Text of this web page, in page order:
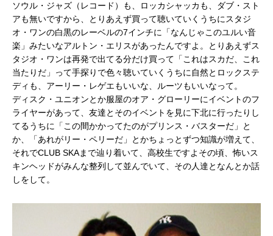
ソウル・ジャズ（レコード）も、ロッカシャッカも、ダブ・スト
アも無いですから、とりあえず買って聴いていくうちにスタジ
オ・ワンの白黒のレーベルの7インチに「なんじゃこのユルい音
楽」みたいなアルトン・エリスがあったんですよ。とりあえずス
タジオ・ワンは再発で出てる分だけ買って「これはスカだ、これ
当たりだ」って手探りで色々聴いていくうちに自然とロックステ
ディも、アーリー・レゲエもいいな、ルーツもいいなって。
ディスク・ユニオンとか服屋のオア・グローリーにイベントのフ
ライヤーがあって、友達とそのイベントを見に下北に行ったりし
てるうちに「この間かかってたのがプリンス・バスターだ」と
か、「あれがリー・ペリーだ」とかちょっとずつ知識が増えて、
それでCLUB SKAまで辿り着いて、高校生ですよその頃、怖いス
キンヘッドがみんな整列して並んでいて、その人達となんとか話
しをして。